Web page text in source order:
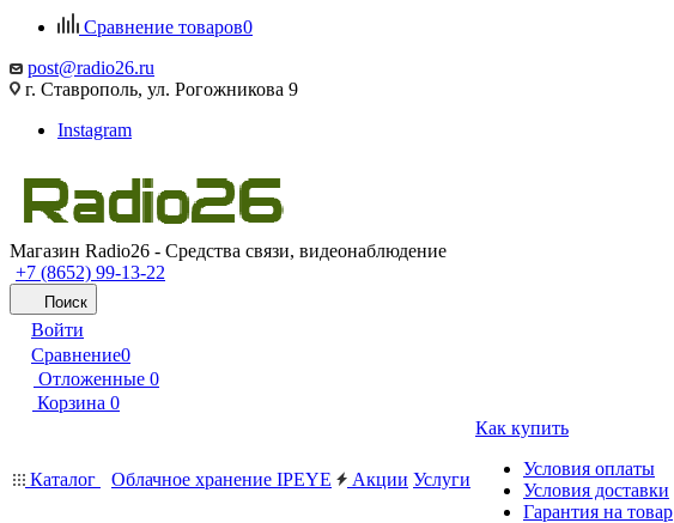
Сравнение товаров0
post@radio26.ru
г. Ставрополь, ул. Рогожникова 9
Instagram
Магазин Radio26 - Средства связи, видеонаблюдение
+7 (8652) 99-13-22
Поиск
Войти
Сравнение0
Отложенные 0
Корзина 0
Каталог Облачное хранение IPEYE Акции Услуги
Как купить
Условия оплаты
Условия доставки
Гарантия на товар